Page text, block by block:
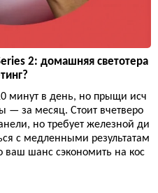
2: домашняя светотера
минут в день, но прыщи исч
— за месяц. Стоит вчетверо
но требует железной ди
с медленными результатам
шанс сэкономить на кос